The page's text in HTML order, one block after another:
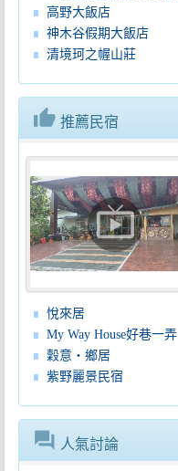
高野大飯店
神木谷假期大飯店
清境珂之幄山莊
thumb_up 推薦民宿
live_tv
悅來居
My Way House好巷一弄
穀意‧鄉居
紫野麗景民宿
forum 人氣討論